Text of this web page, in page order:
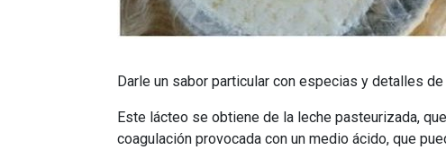
Darle un sabor particular con especias y detalles
Este lácteo se obtiene de la leche pasteurizada,
coagulación provocada con un medio ácido, que